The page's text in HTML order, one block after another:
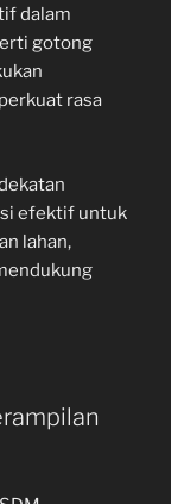
dalam
gotong
rasa
efektif untuk
lahan,